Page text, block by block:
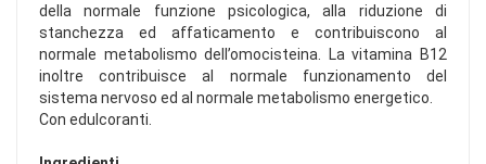
della normale funzione psicologica, alla riduzione di
stanchezza ed affaticamento e contribuiscono al
normale metabolismo dell’omocisteina. La vitamina B12
inoltre contribuisce al normale funzionamento del
sistema nervoso ed al normale metabolismo energetico.
Con edulcoranti.